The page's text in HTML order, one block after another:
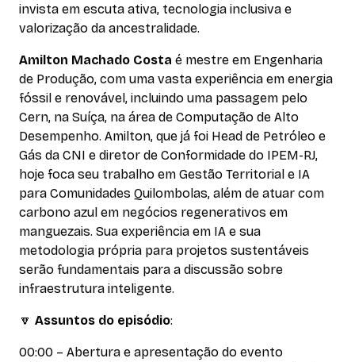
invista em escuta ativa, tecnologia inclusiva e
valorização da ancestralidade.
Amilton Machado Costa é mestre em Engenharia
de Produção, com uma vasta experiência em energia
fóssil e renovável, incluindo uma passagem pelo
Cern, na Suíça, na área de Computação de Alto
Desempenho. Amilton, que já foi Head de Petróleo e
Gás da CNI e diretor de Conformidade do IPEM-RJ,
hoje foca seu trabalho em Gestão Territorial e IA
para Comunidades Quilombolas, além de atuar com
carbono azul em negócios regenerativos em
manguezais. Sua experiência em IA e sua
metodologia própria para projetos sustentáveis
serão fundamentais para a discussão sobre
infraestrutura inteligente.
🔽 Assuntos do episódio:
00:00 – Abertura e apresentação do evento